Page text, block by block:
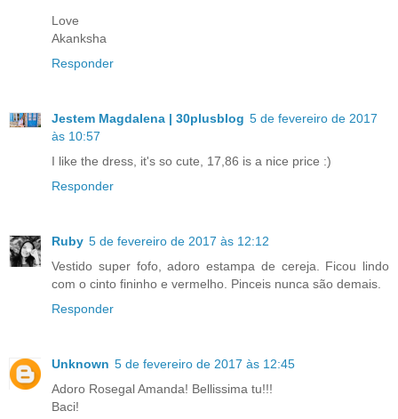
Love
Akanksha
Responder
Jestem Magdalena | 30plusblog 5 de fevereiro de 2017
às 10:57
I like the dress, it's so cute, 17,86 is a nice price :)
Responder
Ruby 5 de fevereiro de 2017 às 12:12
Vestido super fofo, adoro estampa de cereja. Ficou lindo
com o cinto fininho e vermelho. Pinceis nunca são demais.
Responder
Unknown 5 de fevereiro de 2017 às 12:45
Adoro Rosegal Amanda! Bellissima tu!!!
Baci!